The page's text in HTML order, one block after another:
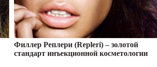
Филлер Реплери (Repleri) – золотой
стандарт инъекционной косметологии